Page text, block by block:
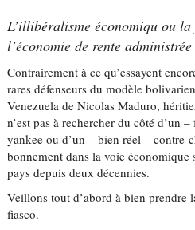
L’illibéralisme économiqu ou
l’économie de rente administrée
Contrairement à ce qu’essayent
rares défenseurs du modèle
Venezuela de Nicolas Maduro,
n’est pas à rechercher du côté d’un
yankee ou d’un – bien réel – contre-
bonnement dans la voie économique
pays depuis deux décennies.
Veillons tout d’abord à bien prendre
fiasco.